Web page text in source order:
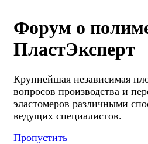
Форум о
ПластЭксперт
Крупнейшая независимая
вопросов производства и
эластомеров различными
ведущих специалистов.
Пропустить